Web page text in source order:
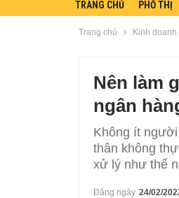
TRANG CHỦ PHỐ THỊ
Trang chủ Kinh doanh
Nên làm
ngân
Không ít
thân không
xử lý như thế
Đăng ngày 24/02/